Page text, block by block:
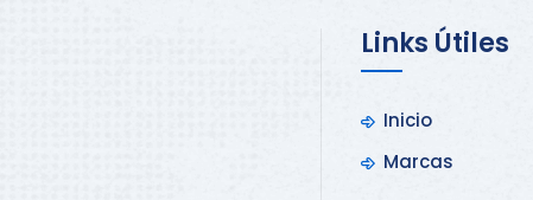
Links Útiles
Inicio
Marcas